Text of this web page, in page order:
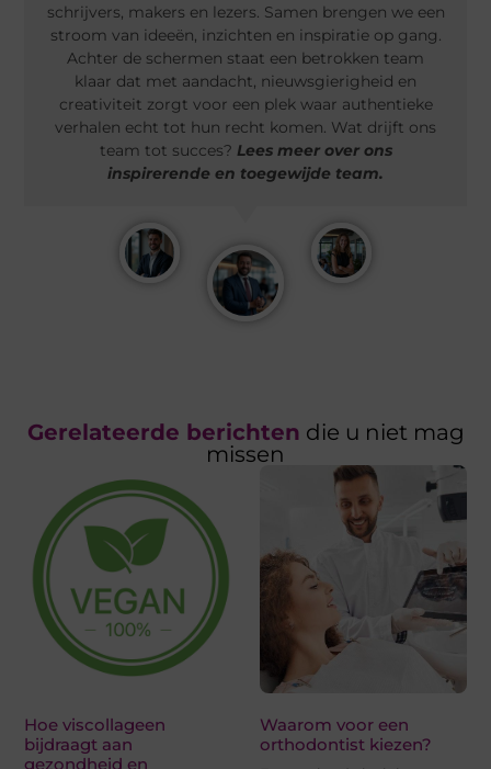
schrijvers, makers en lezers. Samen brengen we een
stroom van ideeën, inzichten en inspiratie op gang.
Achter de schermen staat een betrokken team
klaar dat met aandacht, nieuwsgierigheid en
creativiteit zorgt voor een plek waar authentieke
verhalen echt tot hun recht komen. Wat drijft ons
team tot succes? Lees meer over ons
inspirerende en toegewijde team.
Gerelateerde berichten die u niet mag
missen
Hoe viscollageen
bijdraagt aan
gezondheid en
Waarom voor een
orthodontist kiezen?